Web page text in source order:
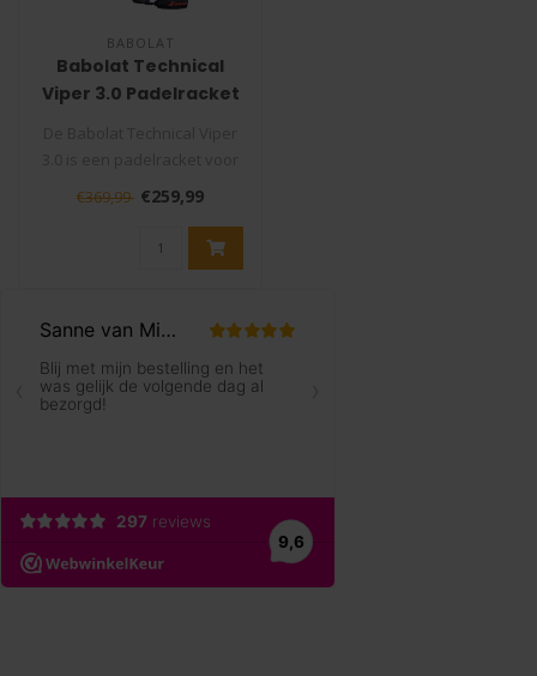
BABOLAT
Babolat Technical
Viper 3.0 Padelracket
spelers die het punt will..
€369,99 €259,99